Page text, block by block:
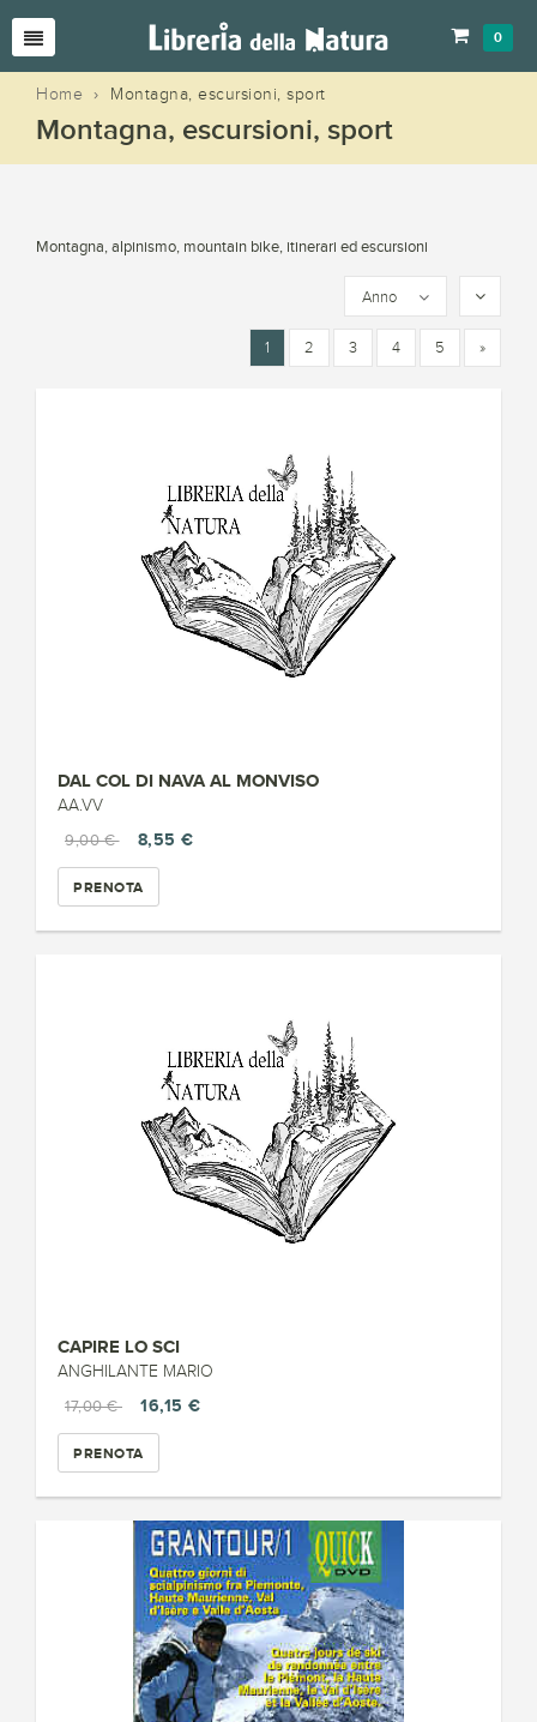
0
Home › Montagna, escursioni, sport
Montagna, escursioni, sport
Montagna, alpinismo, mountain bike, itinerari ed escursioni
Anno
1 2 3 4 5 »
DAL COL DI NAVA AL MONVISO
AA.VV
9,00 €
8,55 €
PRENOTA
CAPIRE LO SCI
ANGHILANTE MARIO
17,00 €
16,15 €
PRENOTA